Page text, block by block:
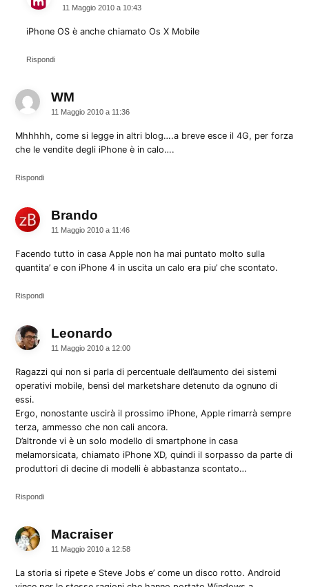
11 Maggio 2010 a 10:43
iPhone OS è anche chiamato Os X Mobile
Rispondi
WM
11 Maggio 2010 a 11:36
Mhhhhh, come si legge in altri blog….a breve esce il 4G, per forza
che le vendite degli iPhone è in calo….
Rispondi
Brando
11 Maggio 2010 a 11:46
Facendo tutto in casa Apple non ha mai puntato molto sulla
quantita’ e con iPhone 4 in uscita un calo era piu’ che scontato.
Rispondi
Leonardo
11 Maggio 2010 a 12:00
Ragazzi qui non si parla di percentuale dell’aumento dei sistemi
operativi mobile, bensì del marketshare detenuto da ognuno di
essi.
Ergo, nonostante uscirà il prossimo iPhone, Apple rimarrà sempre
terza, ammesso che non cali ancora.
D’altronde vi è un solo modello di smartphone in casa
melamorsicata, chiamato iPhone XD, quindi il sorpasso da parte di
produttori di decine di modelli è abbastanza scontato…
Rispondi
Macraiserdice:
11 Maggio 2010 a 12:58
La storia si ripete e Steve Jobs e’ come un disco rotto. Android